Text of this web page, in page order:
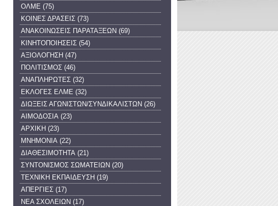
ΟΛΜΕ (75)
ΚΟΙΝΕΣ ΔΡΑΣΕΙΣ (73)
ΑΝΑΚΟΙΝΩΣΕΙΣ ΠΑΡΑΤΑΞΕΩΝ (69)
ΚΙΝΗΤΟΠΟΙΗΣΕΙΣ (54)
ΑΞΙΟΛΟΓΗΣΗ (47)
ΠΟΛΙΤΙΣΜΟΣ (46)
ΑΝΑΠΛΗΡΩΤΕΣ (32)
ΕΚΛΟΓΕΣ ΕΛΜΕ (32)
ΔΙΩΞΕΙΣ ΑΓΩΝΙΣΤΩΝ/ΣΥΝΔΙΚΑΛΙΣΤΩΝ (26)
ΑΙΜΟΔΟΣΙΑ (23)
ΑΡΧΙΚΗ (23)
ΜΝΗΜΟΝΙΑ (22)
ΔΙΑΘΕΣΙΜΟΤΗΤΑ (21)
ΣΥΝΤΟΝΙΣΜΟΣ ΣΩΜΑΤΕΙΩΝ (20)
ΤΕΧΝΙΚΗ ΕΚΠΑΙΔΕΥΣΗ (19)
ΑΠΕΡΓΙΕΣ (17)
ΝΕΑ ΣΧΟΛΕΙΩΝ (17)